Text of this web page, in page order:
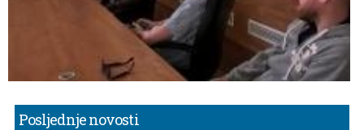
Posljednje novosti